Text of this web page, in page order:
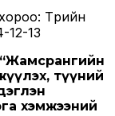
: Төрийн
12-13
“Жамсрангийн
түүний
хэмжээний